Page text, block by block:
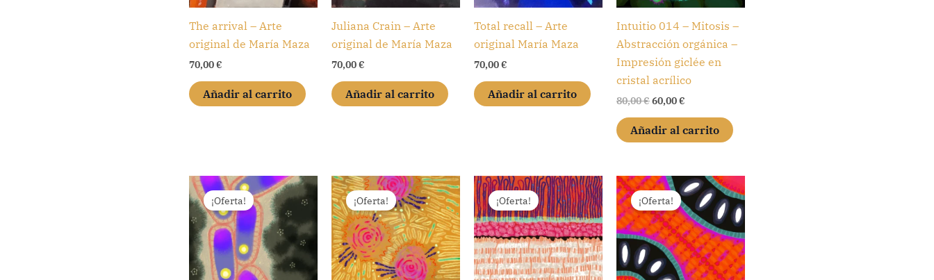
The arrival – Arte
original de María Maza
70,00€
Añadir al carrito
Juliana Crain – Arte
original de María Maza
70,00€
Añadir al carrito
Total recall – Arte
original María Maza
70,00€
Añadir al carrito
Intuitio 014 – Mitosis –
Abstracción orgánica –
Impresión giclée en
cristal acrílico
80,00€El
original
era:
60,00€
actual
es:
Añadir al carrito
¡Oferta! ¡Oferta! ¡Oferta! ¡Oferta!